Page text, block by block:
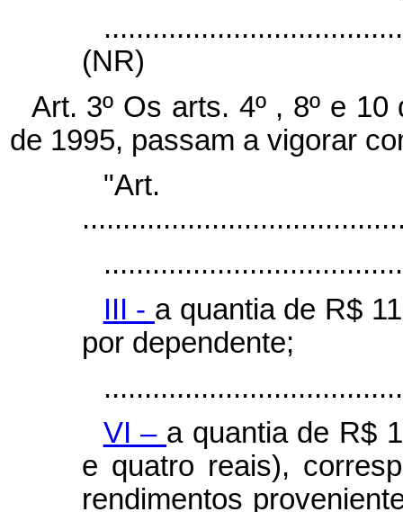
(NR)
Art. 3º Os arts. 4º , 8º e
de 1995, passam a vigorar
III - a quantia de R$
por dependente;
VI – a quantia de R$
e quatro reais),
rendimentos